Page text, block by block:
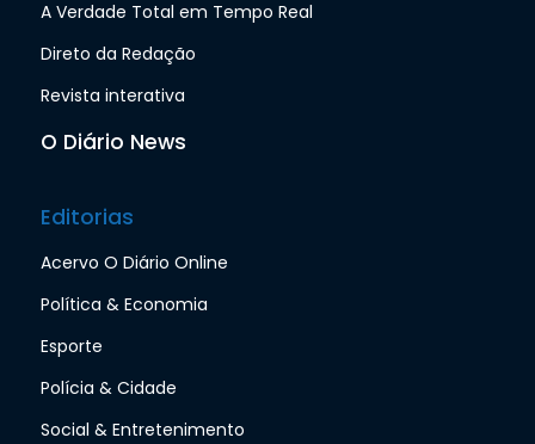
A Verdade Total em Tempo Real
Direto da Redação
Revista interativa
O Diário News
Editorias
Acervo O Diário Online
Política & Economia
Esporte
Polícia & Cidade
Social & Entretenimento